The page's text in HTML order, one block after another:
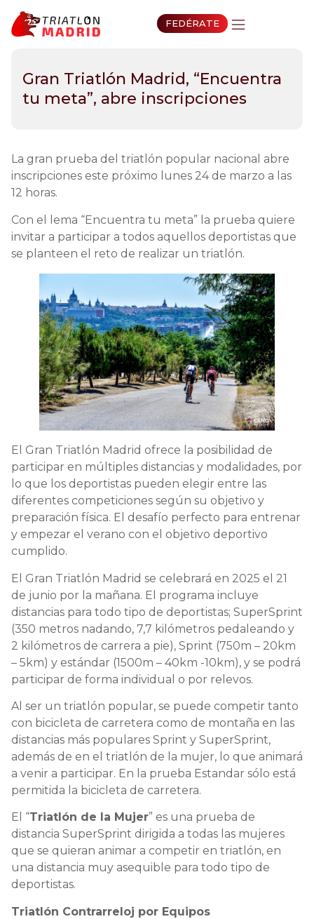
FEDÉRATE
Gran Triatlón Madrid, “Encuentra
tu meta”, abre inscripciones
La gran prueba del triatlón popular nacional abre
inscripciones este próximo lunes 24 de marzo a las
12 horas.
Con el lema “Encuentra tu meta” la prueba quiere
invitar a participar a todos aquellos deportistas que
se planteen el reto de realizar un triatlón.
El Gran Triatlón Madrid ofrece la posibilidad de
participar en múltiples distancias y modalidades, por
lo que los deportistas pueden elegir entre las
diferentes competiciones según su objetivo y
preparación física. El desafío perfecto para entrenar
y empezar el verano con el objetivo deportivo
cumplido.
El Gran Triatlón Madrid se celebrará en 2025 el 21
de junio por la mañana. El programa incluye
distancias para todo tipo de deportistas; SuperSprint
(350 metros nadando, 7,7 kilómetros pedaleando y
2 kilómetros de carrera a pie), Sprint (750m – 20km
– 5km) y estándar (1500m – 40km -10km), y se podrá
participar de forma individual o por relevos.
Al ser un triatlón popular, se puede competir tanto
con bicicleta de carretera como de montaña en las
distancias más populares Sprint y SuperSprint,
además de en el triatlón de la mujer, lo que animará
a venir a participar. En la prueba Estandar sólo está
permitida la bicicleta de carretera.
El “Triatlón de la Mujer” es una prueba de
distancia SuperSprint dirigida a todas las mujeres
que se quieran animar a competir en triatlón, en
una distancia muy asequible para todo tipo de
deportistas.
Triatlón Contrarreloj por Equipos